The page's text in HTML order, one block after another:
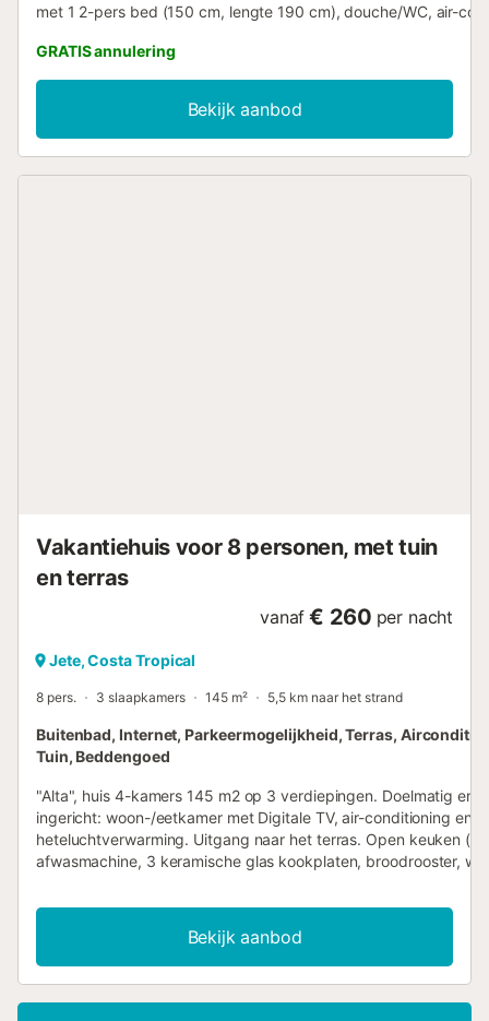
met 1 2-pers bed (150 cm, lengte 190 cm), douche/WC, air-
keramische glas kookplaten, broodrooster, waterkoker,
diepvriezer, elektrische koffiemachine). Groot terras.
barbecue, ligstoelen. Zeer mooi uitzicht op zee en de plaats. Ter
beschikking: strijkijzer, kinderstoel, kinderbed tot 3 jaar,
Internet (WiFi, gratis). Maximaal 1 huisdier/hond toegestaan.
GRATIS annulering
Bekijk aanbod
Vakantiehuis voor 8 personen, met tuin
en terras
vanaf € 260 per nacht
Jete, Costa Tropical
8 pers. 3 slaapkamers 145 m² 5,5 km naar het strand
Buitenbad, Internet, Parkeermogelijkheid, Terras,
Tuin, Beddengoed
"Alta", huis 4-kamers 145 m2 op 3 verdiepingen. Doelmatig en
ingericht: woon-/eetkamer met Digitale TV, air-conditioning en
heteluchtverwarming. Uitgang naar het terras. Open keuken
afwasmachine, 3 keramische glas kookplaten, broodrooster,
WC. Bovenverdieping: 2 kamers, elke kamer heeft 1 2-pers bed
cm, lengte 190 cm), douche/WC, air-conditioning en
heteluchtverwarming. 2e Verdieping: 1 open kamer met 1 x 2
stapelbedden (90 cm, lengte 190 cm), 1 2-pers bed (140 cm,
Bekijk aanbod